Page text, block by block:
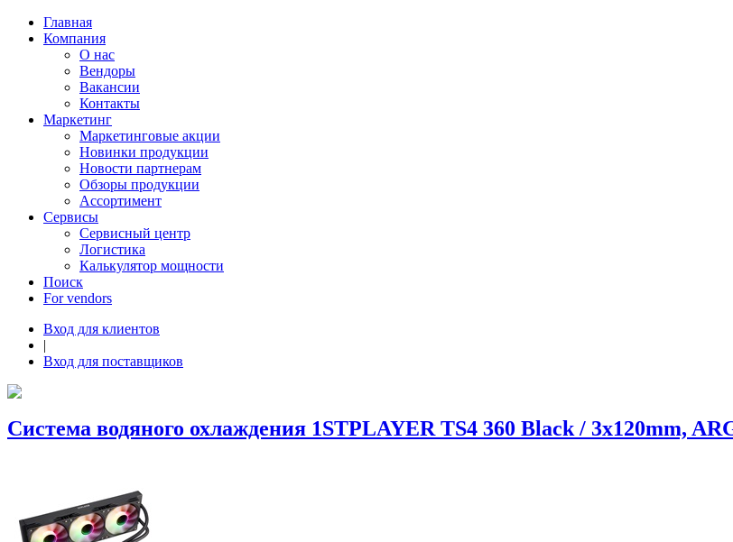
Главная
Компания
О нас
Вендоры
Вакансии
Контакты
Маркетинг
Маркетинговые акции
Новинки продукции
Новости партнерам
Обзоры продукции
Ассортимент
Сервисы
Сервисный центр
Логистика
Калькулятор мощности
Поиск
For vendors
Вход для клиентов
|
Вход для поставщиков
Система водяного охлаждения 1STPLAYER TS4 360 Black / 3x120mm,